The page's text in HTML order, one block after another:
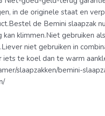
in de originele staat en
de Bemini slaapzak
klimmen.Niet gebruiken
niet gebruiken in
te koel dan te warm
slaapzakken/bemini-